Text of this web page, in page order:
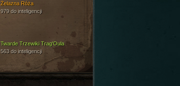
Twarde Trzewiki Trag'Oula
563 do inteligencji
Żelazna Róża
979 do inteligencji